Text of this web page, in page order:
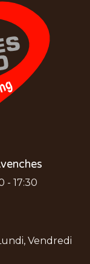
- 17:30
Vendredi